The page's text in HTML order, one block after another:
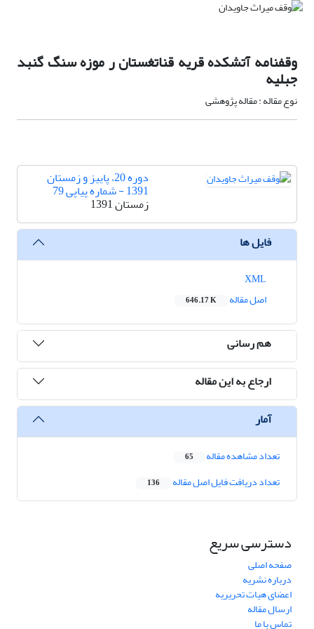
وقفنامه آتشکده قریه قناتغستان ر موزه سنگ گنبد
جبلیه
نوع مقاله : مقاله پژوهشی
دوره 20، پاییز و زمستان
1391 - شماره پیاپی 79
زمستان 1391
فایل ها
اصل مقاله
646.17 K
هم رسانی
ارجاع به این مقاله
آمار
تعداد مشاهده مقاله 65
تعداد دریافت فایل اصل مقاله 136
دسترسی سریع
صفحه اصلی
درباره نشریه
اعضای هیات تحریریه
ارسال مقاله
تماس با ما